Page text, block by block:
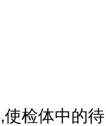
检体中的待